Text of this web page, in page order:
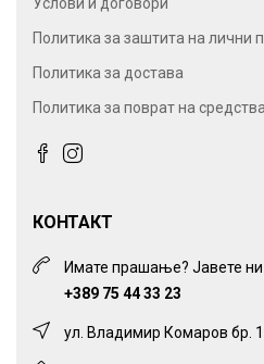
Услови и договори
Политика за заштита на лични
Политика за достава
Политика за поврат на
КОНТАКТ
Имате прашање? Јавете ни
+389 75 44 33 23
ул. Владимир Комаров бр.